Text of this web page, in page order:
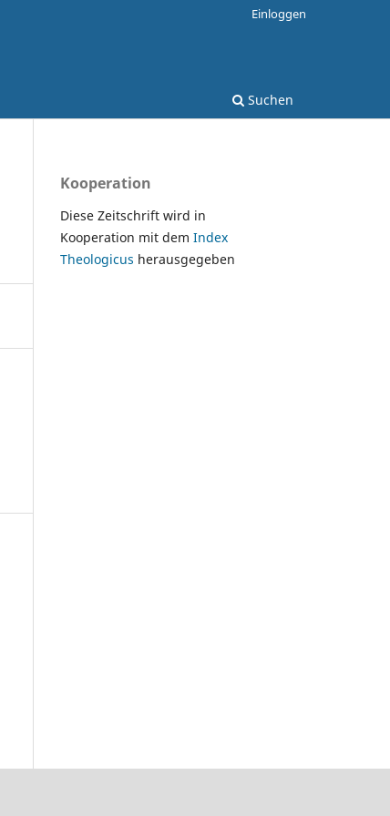
Suchen
Einloggen
Kooperation
Diese Zeitschrift wird in
Kooperation mit dem Index
Theologicus herausgegeben